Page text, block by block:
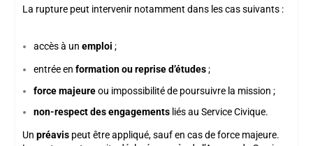
La rupture peut intervenir notamment dans les cas suivants :
accès à unemploi ;
entrée enformation ou reprise d’études;
force majeureou impossibilité de poursuivre la mission ;
non-respect des engagements liés au Service Civique.
Unpréavis peut être appliqué, sauf en cas de force majeure.